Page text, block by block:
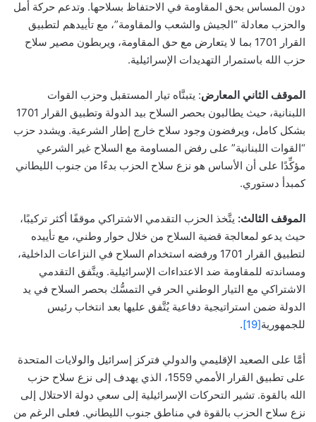
دون المساس بحق المقاومة في الاحتفاظ بسلاحها. وتدعم حركة أمل
والحزب معادلة “الجيش والشعب والمقاومة”، مع تأييدهم لتطبيق
القرار 1701 بما لا يتعارض مع حق المقاومة، ويربطون مصير سلاح
حزب الله باستمرار التهديدات الإسرائيلية.
الموقف الثاني المعارض: يتبنَّاه تيار المستقبل وحزب القوات
اللبنانية، حيث يطالبون بحصر السلاح بيد الدولة وتطبيق القرار 1701
بشكل كامل، ويرفضون وجود سلاح خارج إطار الشرعية. ويشدد حزب
“القوات اللبنانية” على رفض المساومة مع السلاح غير الشرعي
مؤكِّدًا على أن الأساس هو نزع سلاح الحزب بدءًا من جنوب الليطاني
كمبدأ دستوري.
الموقف الثالث: يتَّخذ الحزب التقدمي الاشتراكي موقفًا أكثر تركيبًا،
حيث يدعو لمعالجة قضية السلاح من خلال حوار وطني، مع تأييده
لتطبيق القرار 1701 ورفضه استخدام السلاح في النزاعات الداخلية،
ومساندته للمقاومة ضد الاعتداءات الإسرائيلية. ويتَّفق التقدمي
الاشتراكي مع التيار الوطني الحر في التمسُّك بحصر السلاح في يد
الدولة ضمن استراتيجية دفاعية يُتَّفق عليها بعد انتخاب رئيس
للجمهورية[19]
.
أمَّا على الصعيد الإقليمي والدولي فتركز إسرائيل والولايات المتحدة
على تطبيق القرار الأممي 1559، الذي يهدف إلى نزع سلاح حزب
الله بالقوة. تشير التحركات الإسرائيلية إلى سعي دولة الاحتلال إلى
نزع سلاح الحزب بالقوة في مناطق جنوب الليطاني. فعلى الرغم من